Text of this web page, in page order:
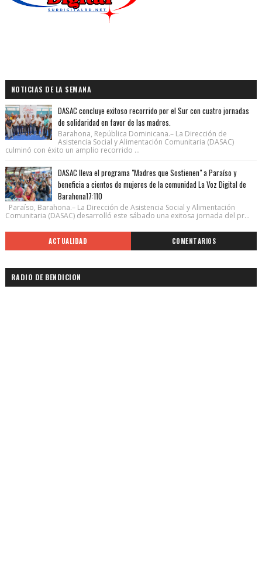
NOTICIAS DE LA SEMANA
DASAC concluye exitoso recorrido por el Sur con cuatro jornadas
de solidaridad en favor de las madres.
Barahona, República Dominicana.– La Dirección de
Asistencia Social y Alimentación Comunitaria (DASAC)
culminó con éxito un amplio recorrido ...
DASAC lleva el programa "Madres que Sostienen" a Paraíso y
beneficia a cientos de mujeres de la comunidad La Voz Digital de
Barahona17:110
Paraíso, Barahona.– La Dirección de Asistencia Social y Alimentación
Comunitaria (DASAC) desarrolló este sábado una exitosa jornada del pr...
ACTUALIDAD COMENTARIOS
RADIO DE BENDICION